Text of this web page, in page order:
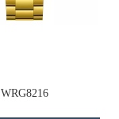
联系我们
WRG8216